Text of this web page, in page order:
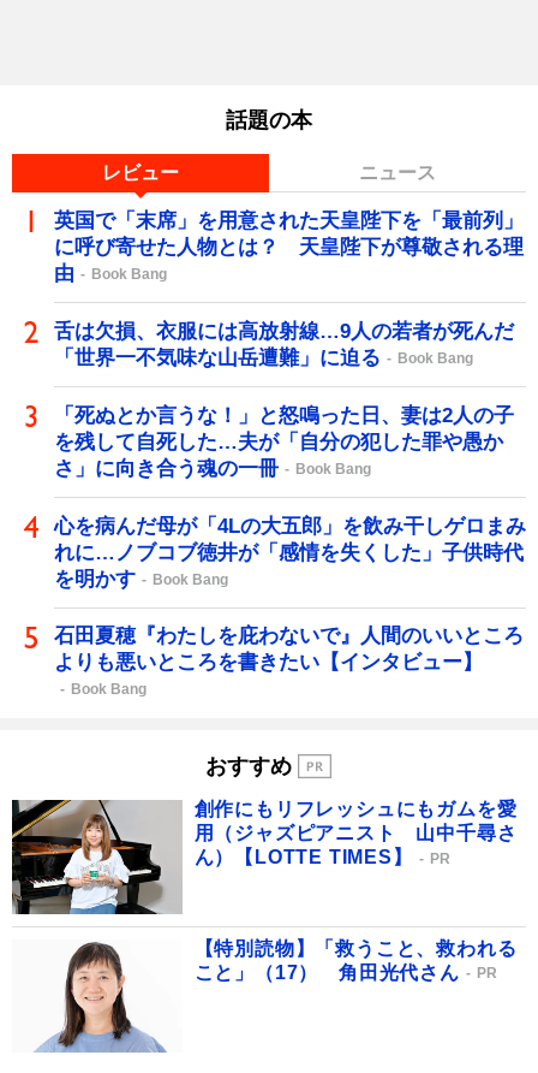
話題の本
レビュー ニュース
英国で「末席」を用意された天皇陛下を「最前列」
に呼び寄せた人物とは？ 天皇陛下が尊敬される理
由
Book Bang
舌は欠損、衣服には高放射線…9人の若者が死んだ
「世界一不気味な山岳遭難」に迫る
Book Bang
「死ぬとか言うな！」と怒鳴った日、妻は2人の子
を残して自死した…夫が「自分の犯した罪や愚か
さ」に向き合う魂の一冊
Book Bang
心を病んだ母が「4Lの大五郎」を飲み干しゲロまみ
れに…ノブコブ徳井が「感情を失くした」子供時代
を明かす
Book Bang
石田夏穂『わたしを庇わないで』人間のいいところ
よりも悪いところを書きたい【インタビュー】
Book Bang
おすすめ
創作にもリフレッシュにもガムを愛
用（ジャズピアニスト 山中千尋さ
ん）【LOTTE TIMES】
PR
【特別読物】「救うこと、救われる
こと」（17） 角田光代さん
PR